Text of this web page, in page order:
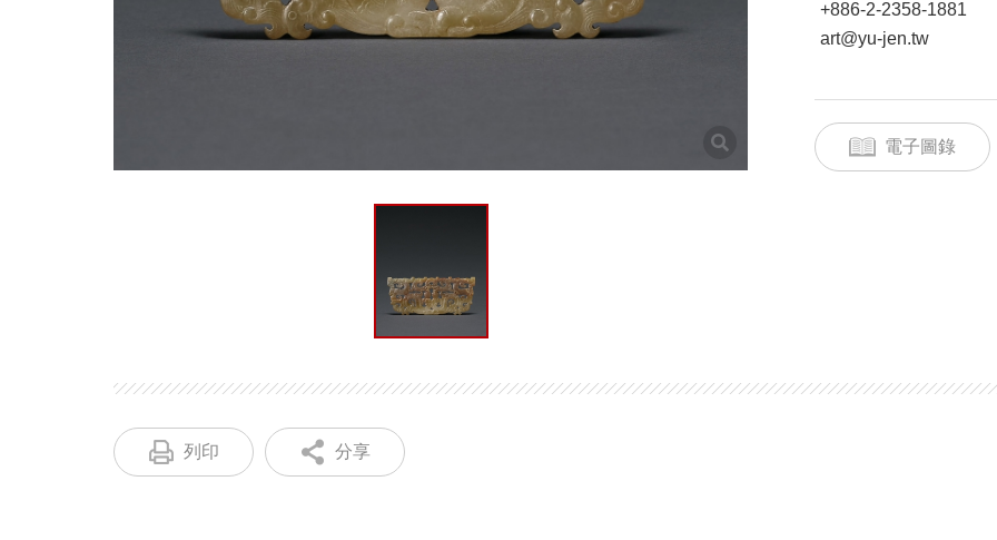
+886-2-2358-1881
art@yu-jen.tw
電子圖錄
列印 分享